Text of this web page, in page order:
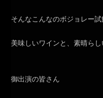
そんなこんなのボジョレー試
美味しいワインと、素晴ら
御出演の皆さん